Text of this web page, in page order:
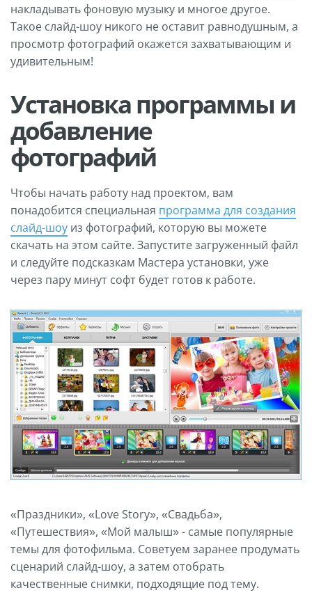
накладывать фоновую музыку и многое другое.
Такое слайд-шоу никого не оставит равнодушным, а
просмотр фотографий окажется захватывающим и
удивительным!
Установка программы и
добавление
фотографий
Чтобы начать работу над проектом, вам
понадобится специальная программа для создания
слайд-шоу из фотографий, которую вы можете
скачать на этом сайте. Запустите загруженный файл
и следуйте подсказкам Мастера установки, уже
через пару минут софт будет готов к работе.
«Праздники», «Love Story», «Свадьба»,
«Путешествия», «Мой малыш» - самые популярные
темы для фотофильма. Советуем заранее продумать
сценарий слайд-шоу, а затем отобрать
качественные снимки, подходящие под тему.